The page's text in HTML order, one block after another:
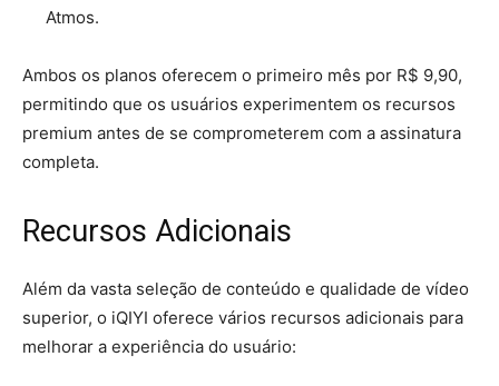
Atmos.
Ambos os planos oferecem o primeiro mês por R$ 9,90,
permitindo que os usuários experimentem os recursos
premium antes de se comprometerem com a assinatura
completa.
Recursos Adicionais
Além da vasta seleção de conteúdo e qualidade de vídeo
superior, o iQIYI oferece vários recursos adicionais para
melhorar a experiência do usuário: